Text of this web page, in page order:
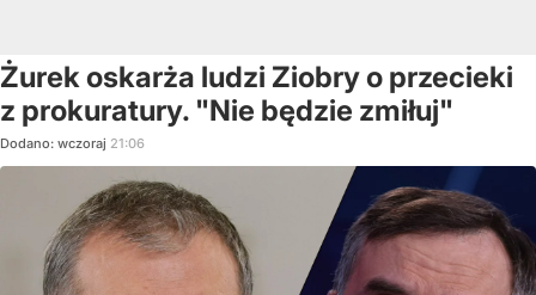
Żurek oskarża ludzi Ziobry o przecieki
z prokuratury. "Nie będzie zmiłuj"
Dodano: wczoraj 21:06